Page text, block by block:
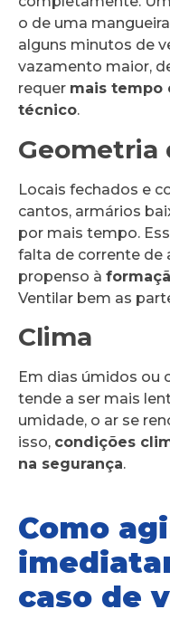
o de uma
alguns minutos de
vazamento maior,
requer mais tempo
técnico.
Geometria
Locais fechados e
cantos, armários
por mais tempo.
falta de corrente de
propenso à
Ventilar bem as
Clima
Em dias úmidos ou
tende a ser mais
umidade, o ar se
isso, condições
na segurança.
Como
caso de